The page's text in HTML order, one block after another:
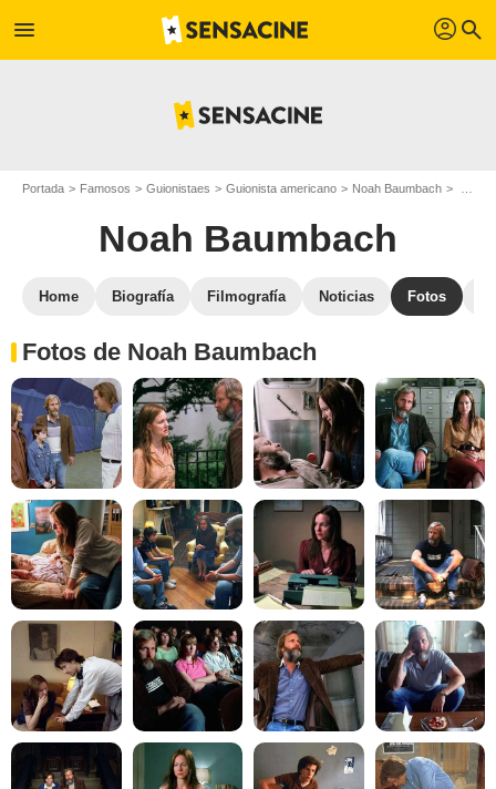
menu profil search
Portada Famosos Guionistaes Guionista americano Noah Baumbach
Noah Baumbach
Home Biografía Filmografía Noticias Fotos
Fotos de Noah Baumbach